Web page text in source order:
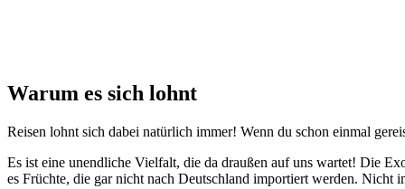
Warum es sich lohnt
Reisen lohnt sich dabei natürlich immer! Wenn du schon einmal
Es ist eine unendliche Vielfalt, die da draußen auf uns wartet! Die
es Früchte, die gar nicht nach Deutschland importiert werden. Nicht